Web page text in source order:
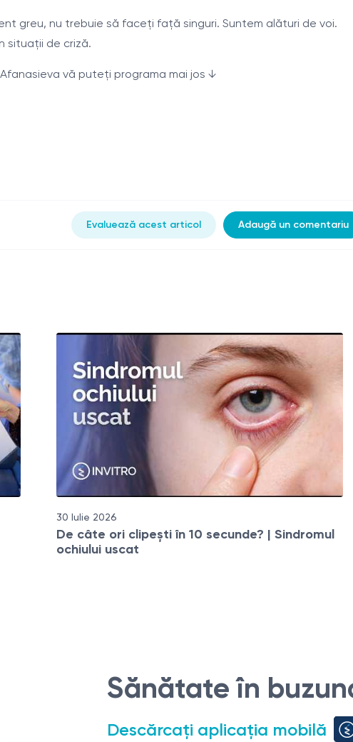
greu, nu trebuie să faceți față singuri. Suntem alături de voi.
situații de criză.
vă puteți programa mai jos ↓
Evaluează acest articol Adaugă un comentariu
30 Iulie 2026
De câte ori clipești în 10 secunde? | Sindromul
ochiului uscat
Sănătate în
Descărcați aplicația mobilă